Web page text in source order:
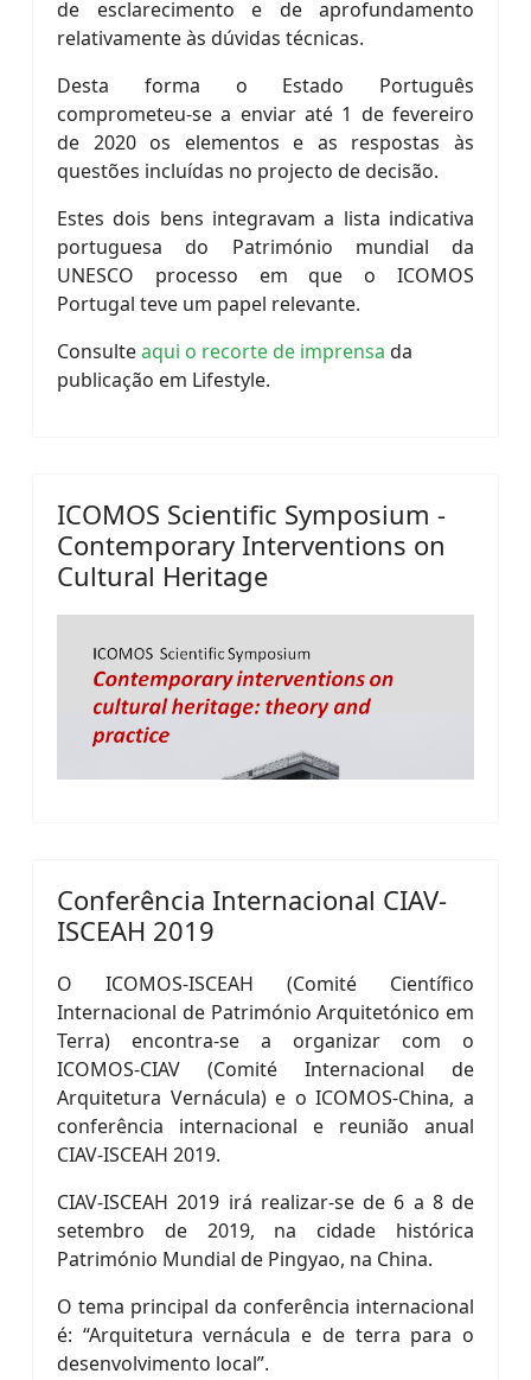
de esclarecimento e de aprofundamento
relativamente às dúvidas técnicas.
Desta forma o Estado Português
comprometeu-se a enviar até 1 de fevereiro
de 2020 os elementos e as respostas às
questões incluídas no projecto de decisão.
Estes dois bens integravam a lista indicativa
portuguesa do Património mundial da
UNESCO processo em que o ICOMOS
Portugal teve um papel relevante.
Consulteaqui o recorte de imprensa da
publicação em Lifestyle.
ICOMOS Scientific Symposium -
Contemporary Interventions on
Cultural Heritage
Conferência Internacional CIAV-
ISCEAH 2019
O ICOMOS-ISCEAH (Comité Científico
Internacional de Património Arquitetónico em
Terra) encontra-se a organizar com o
ICOMOS-CIAV (Comité Internacional de
Arquitetura Vernácula) e o ICOMOS-China, a
conferência internacional e reunião anual
CIAV-ISCEAH 2019.
CIAV-ISCEAH 2019 irá realizar-se de 6 a 8 de
setembro de 2019, na cidade histórica
Património Mundial de Pingyao, na China.
O tema principal da conferência internacional
é: “Arquitetura vernácula e de terra para o
desenvolvimento local”.